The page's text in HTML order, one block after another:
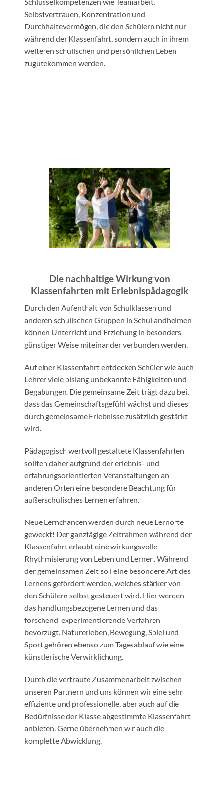
Schlüsselkompetenzen wie Teamarbeit,
Selbstvertrauen, Konzentration und
Durchhaltevermögen, die den Schülern nicht nur
während der Klassenfahrt, sondern auch in ihrem
weiteren schulischen und persönlichen Leben
zugutekommen werden.
Die nachhaltige Wirkung von
Klassenfahrten mit Erlebnispädagogik
Durch den Aufenthalt von Schulklassen und
anderen schulischen Gruppen in Schullandheimen
können Unterricht und Erziehung in besonders
günstiger Weise miteinander verbunden werden.
Auf einer Klassenfahrt entdecken Schüler wie auch
Lehrer viele bislang unbekannte Fähigkeiten und
Begabungen. Die gemeinsame Zeit trägt dazu bei,
dass das Gemeinschaftsgefühl wächst und dieses
durch gemeinsame Erlebnisse zusätzlich gestärkt
wird.
Pädagogisch wertvoll gestaltete Klassenfahrten
sollten daher aufgrund der erlebnis- und
erfahrungsorientierten Veranstaltungen an
anderen Orten eine besondere Beachtung für
außerschulisches Lernen erfahren.
Neue Lernchancen werden durch neue Lernorte
geweckt! Der ganztägige Zeitrahmen während der
Klassenfahrt erlaubt eine wirkungsvolle
Rhythmisierung von Leben und Lernen. Während
der gemeinsamen Zeit soll eine besondere Art des
Lernens gefördert werden, welches stärker von
den Schülern selbst gesteuert wird. Hier werden
das handlungsbezogene Lernen und das
forschend-experimentierende Verfahren
bevorzugt. Naturerleben, Bewegung, Spiel und
Sport gehören ebenso zum Tagesablauf wie eine
künstlerische Verwirklichung.
Durch die vertraute Zusammenarbeit zwischen
unseren Partnern und uns können wir eine sehr
effiziente und professionelle, aber auch auf die
Bedürfnisse der Klasse abgestimmte Klassenfahrt
anbieten. Gerne übernehmen wir auch die
komplette Abwicklung.